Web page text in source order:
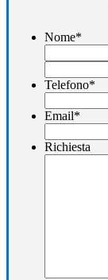
Nome*
Telefono*
Email*
Richiesta